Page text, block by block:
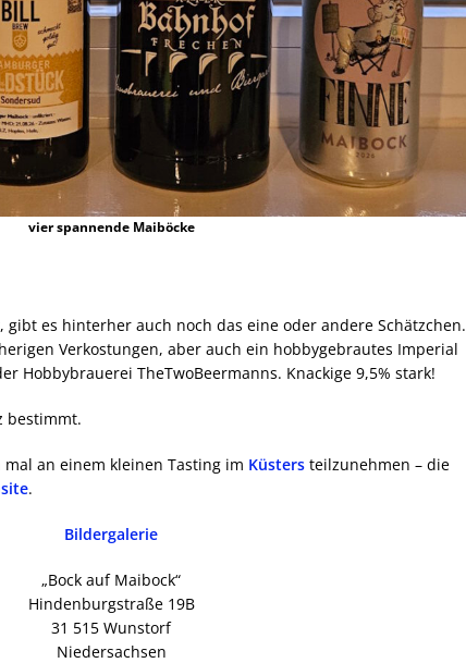
vier spannende Maiböcke
gibt es hinterher auch noch das eine oder andere Schätzchen.
Verkostungen, aber auch ein hobbygebrautes Imperial
Hobbybrauerei TheTwoBeermanns. Knackige 9,5% stark!
bestimmt.
an einem kleinen Tasting im Küsters teilzunehmen – die
.
Bildergalerie
„Bock auf Maibock“
Hindenburgstraße 19B
31 515 Wunstorf
Niedersachsen